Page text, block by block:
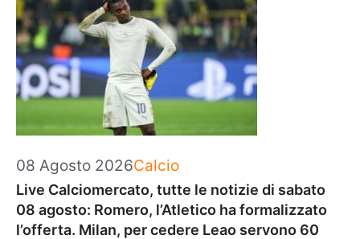
08 Agosto 2026Categorie
Calcio
Live Calciomercato, tutte le notizie di sabato
08 agosto: Romero, l’Atletico ha formalizzato
l’offerta. Milan, per cedere Leao servono 60